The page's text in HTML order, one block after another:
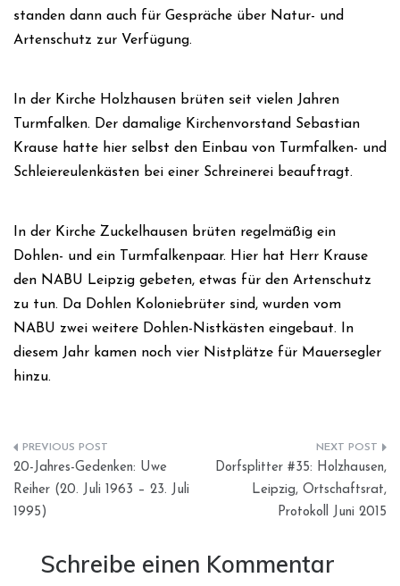
standen dann auch für Gespräche über Natur- und
Artenschutz zur Verfügung.
In der Kirche Holzhausen brüten seit vielen Jahren
Turmfalken. Der damalige Kirchenvorstand Sebastian
Krause hatte hier selbst den Einbau von Turmfalken- und
Schleiereulenkästen bei einer Schreinerei beauftragt.
In der Kirche Zuckelhausen brüten regelmäßig ein
Dohlen- und ein Turmfalkenpaar. Hier hat Herr Krause
den NABU Leipzig gebeten, etwas für den Artenschutz
zu tun. Da Dohlen Koloniebrüter sind, wurden vom
NABU zwei weitere Dohlen-Nistkästen eingebaut. In
diesem Jahr kamen noch vier Nistplätze für Mauersegler
hinzu.
Beitragsnavigation
20-Jahres-Gedenken: Uwe
Reiher (20. Juli 1963 – 23. Juli
1995)
Dorfsplitter #35: Holzhausen,
Leipzig, Ortschaftsrat,
Protokoll Juni 2015
Schreibe einen Kommentar